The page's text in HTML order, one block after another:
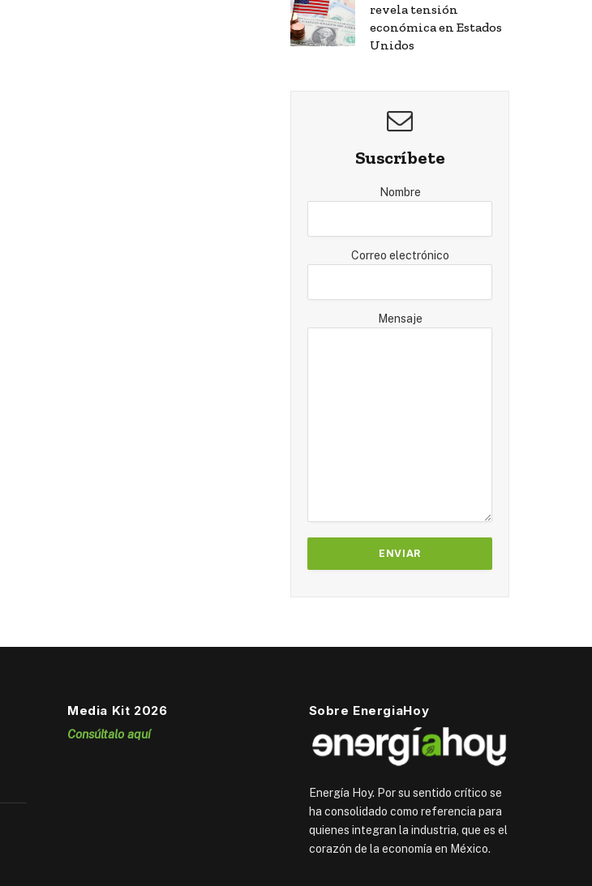
revela tensión
económica en Estados
Unidos
Suscríbete
Nombre
Correo electrónico
Mensaje
Media Kit 2026
Consúltalo aquí
Sobre EnergiaHoy
Energía Hoy. Por su sentido crítico se
ha consolidado como referencia para
quienes integran la industria, que es el
corazón de la economía en México.